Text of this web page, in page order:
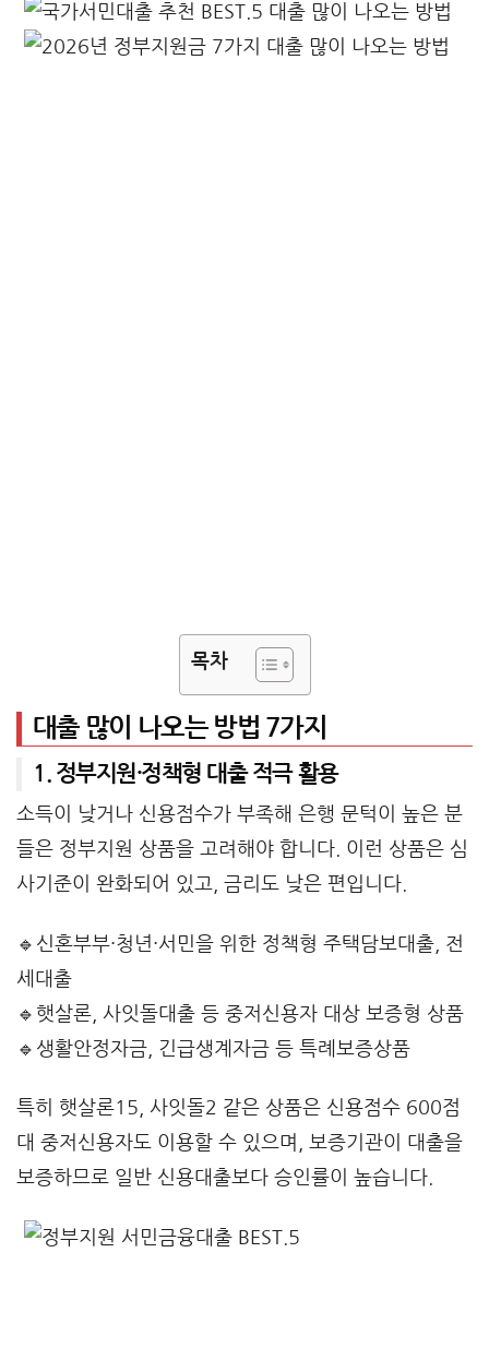
목차
대출 많이 나오는 방법 7가지
1. 정부지원·정책형 대출 적극 활용
소득이 낮거나 신용점수가 부족해 은행 문턱이 높은 분
들은 정부지원 상품을 고려해야 합니다. 이런 상품은 심
사기준이 완화되어 있고, 금리도 낮은 편입니다.
🔹신혼부부·청년·서민을 위한 정책형 주택담보대출, 전
세대출
🔹 햇살론 사잇돌대출 등 중저신용자 대상 보증형 상품
🔹 생활안정자금 긴급생계자금 등 특례보증상품
특히 햇살론15, 사잇돌2 같은 상품은 신용점수 600점
대 중저신용자도 이용할 수 있으며, 보증기관이 대출을
보증하므로 일반 신용대출보다 승인률이 높습니다.